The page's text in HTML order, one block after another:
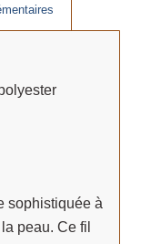
sophistiquée à
peau. Ce fil